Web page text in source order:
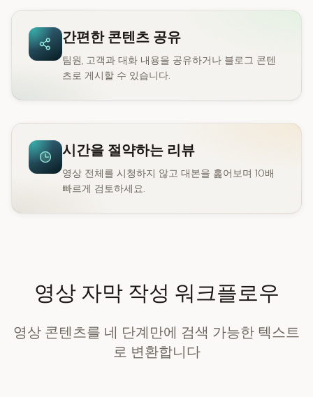
간편한 콘텐츠 공유
팀원, 고객과 대화 내용을 공유하거나 블로그 콘텐
츠로 게시할 수 있습니다.
시간을 절약하는 리뷰
영상 전체를 시청하지 않고 대본을 훑어보며 10배
빠르게 검토하세요.
영상 자막 작성 워크플로우
영상 콘텐츠를 네 단계만에 검색 가능한 텍스트
로 변환합니다